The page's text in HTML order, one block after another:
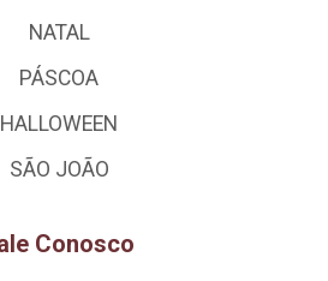
NATAL
PÁSCOA
HALLOWEEN
SÃO JOÃO
Conosco